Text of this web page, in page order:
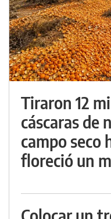
Tiraron 12
cáscaras de
campo seco
floreció un